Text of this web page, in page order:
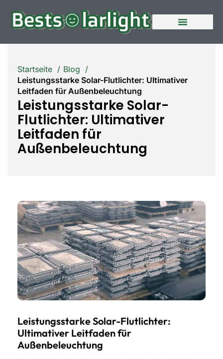
Startseite
Blog
Leistungsstarke Solar-Flutlichter: Ultimativer
Leitfaden für Außenbeleuchtung
Leistungsstarke Solar-
Flutlichter: Ultimativer
Leitfaden für
Außenbeleuchtung
Leistungsstarke Solar-Flutlichter:
Ultimativer Leitfaden für
Außenbeleuchtung